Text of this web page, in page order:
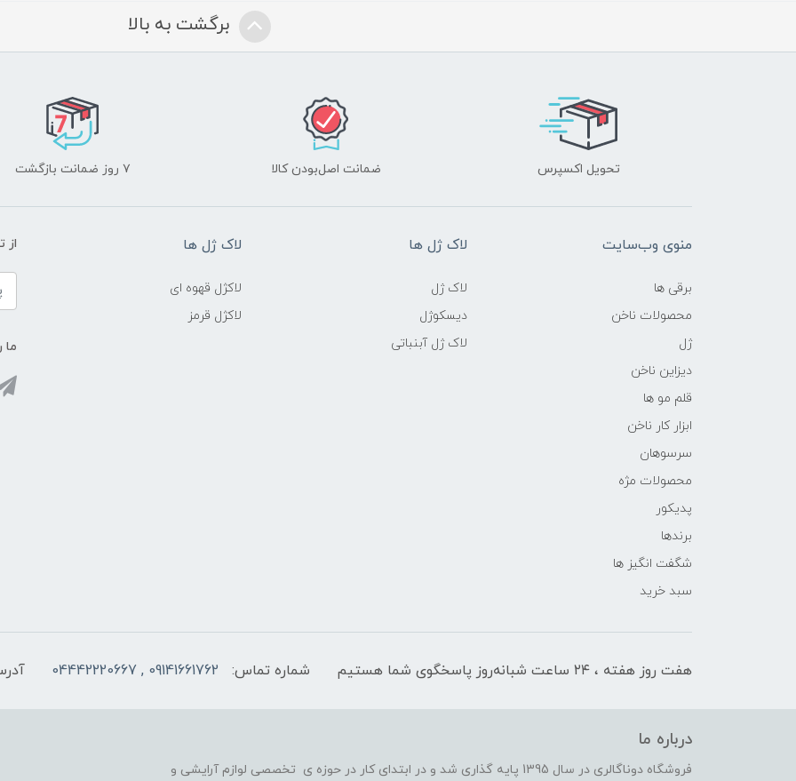
برگشت به بالا
تحویل اکسپرس ضمانت اصل‌بودن کالا ۷ روز ضمانت بازگشت
منوی وب‌سایت
برقی ها
محصولات ناخن
ژل
دیزاین ناخن
قلم مو ها
ابزار کار ناخن
سرسوهان
محصولات مژه
پدیکور
برندها
شگفت انگیز ها
سبد خرید
لاک ژل ها
لاک ژل
دیسکوژل
لاک ژل آبنباتی
لاک ژل ها
لاکژل قهوه ای
لاکژل قرمز
از
ما
هفت روز هفته ، ۲۴ ساعت شبانه‌روز پاسخگوی شما هستیم شماره تماس: 09141661762 , 04442220667
درباره ما
فروشگاه دوناگالری در سال 1395 پایه گذاری شد و در ابتدای کار در حوزه ی تخصصی لوازم آرایشی و